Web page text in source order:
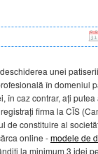
unei
în domeniul
în caz contrar, ați
firma la CÎS
de constituire al
online -modele de
la minimum 3 idei